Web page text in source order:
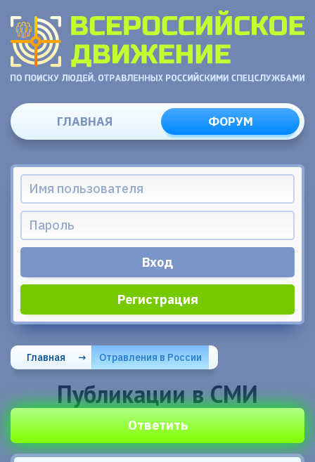
ГЛАВНАЯ ФОРУМ
Регистрация
Главная → Отравления в России
Публикации в СМИ
Ответить